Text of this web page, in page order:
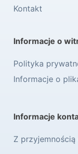
Kontakt
Informacje o
Polityka
Informacje o
Informacje
Z